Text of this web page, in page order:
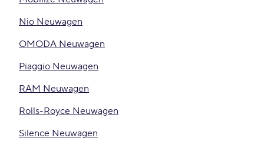
Nio Neuwagen
OMODA Neuwagen
Piaggio Neuwagen
RAM Neuwagen
Rolls-Royce Neuwagen
Silence Neuwagen